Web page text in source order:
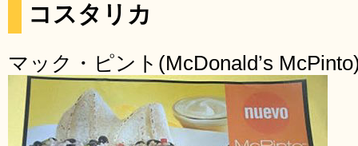
コスタリカ
マック・ピント(McDonald’s